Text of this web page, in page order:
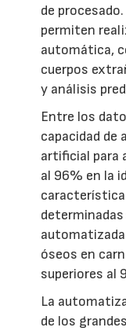
de
permiten
automática,
cuerpos
y análisis
Entre los
capacidad de
artificial para
al 96% en la
óseos en
superiores al
La
de los